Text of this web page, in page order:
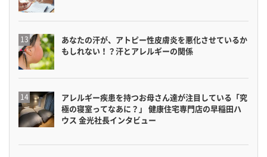
あなたの汗が、アトピー性皮膚炎を悪化させているか
もしれない！？汗とアレルギーの関係
アレルギー疾患を持つお母さん達が注目している「究
極の寝室ってなあに？」 健康住宅専門店の早稲田ハ
ウス 金光社長インタビュー